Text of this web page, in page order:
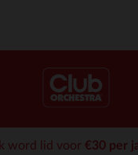
Ik word lid voor €30 per